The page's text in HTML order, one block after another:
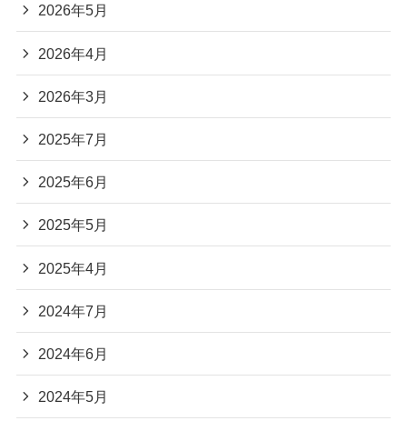
2026年5月
2026年4月
2026年3月
2025年7月
2025年6月
2025年5月
2025年4月
2024年7月
2024年6月
2024年5月